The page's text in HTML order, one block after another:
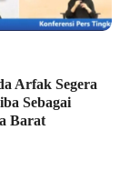
Arfak Segera
Sebagai
Barat